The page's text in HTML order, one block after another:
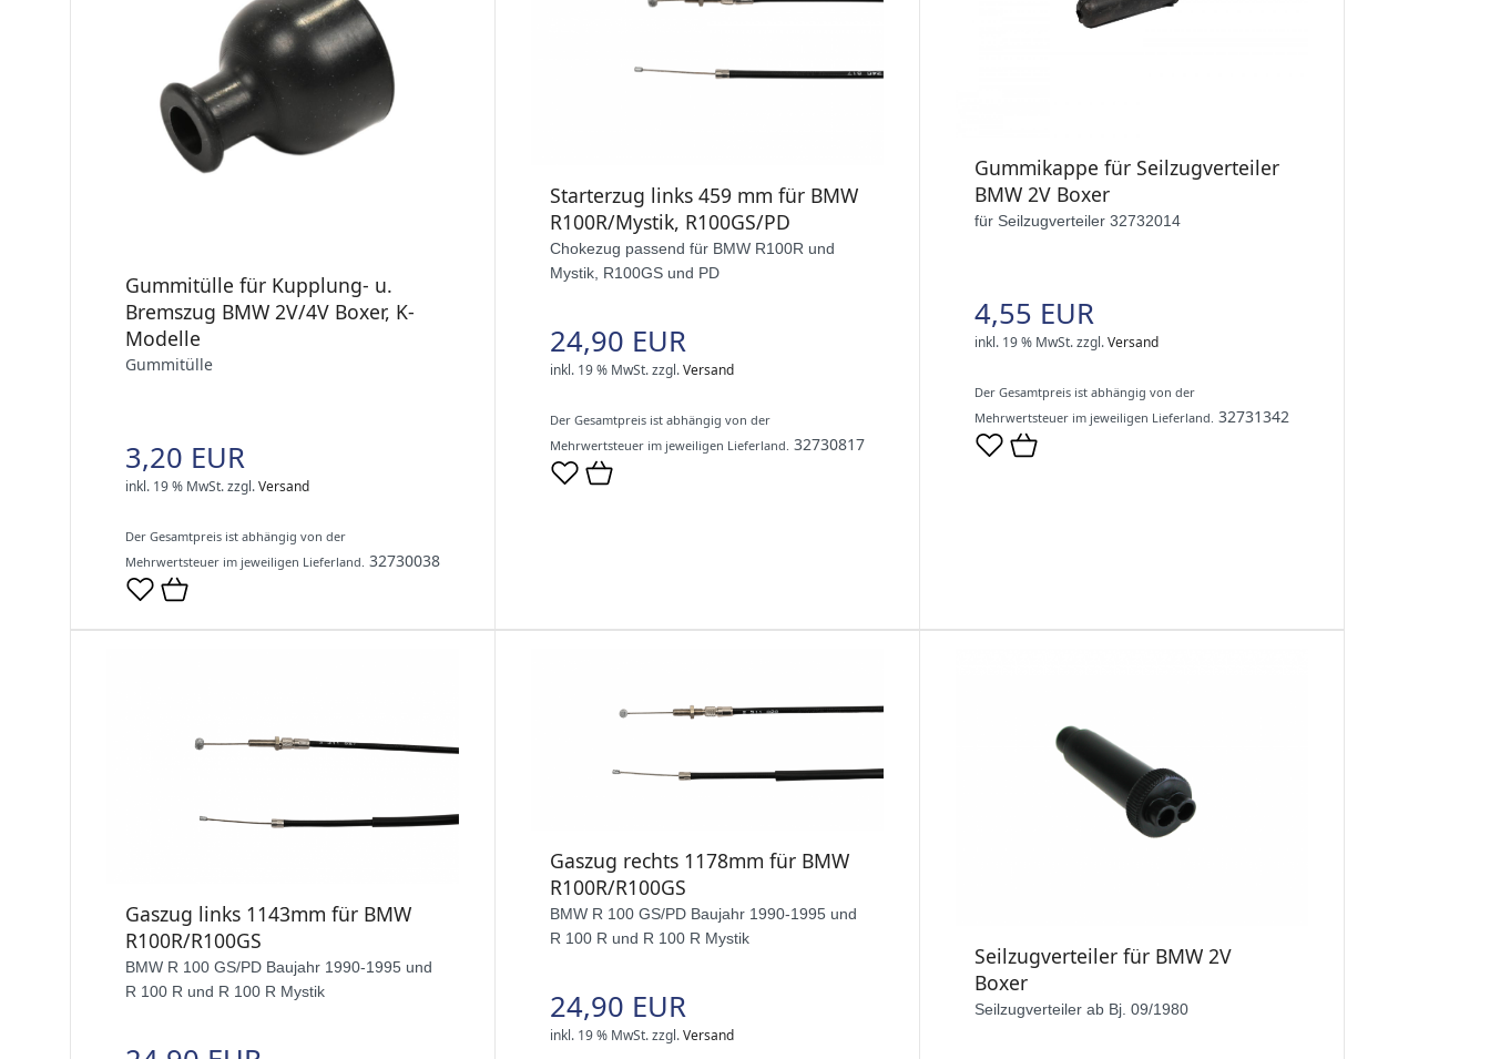
Gummitülle für Kupplung- u.
Bremszug BMW 2V/4V Boxer, K-
Modelle
Gummitülle
3,20 EUR
inkl. 19 % MwSt.zzgl.Versand
Der Gesamtpreis ist abhängig von der
Mehrwertsteuer im jeweiligen Lieferland. 32730038
Starterzug links 459 mm für BMW
R100R/Mystik, R100GS/PD
Chokezug passend für BMW R100R und
Mystik, R100GS und PD
24,90 EUR
inkl. 19 % MwSt.zzgl.Versand
Der Gesamtpreis ist abhängig von der
Mehrwertsteuer im jeweiligen Lieferland. 32730817
Gummikappe für Seilzugverteiler
BMW 2V Boxer
für Seilzugverteiler 32732014
4,55 EUR
inkl. 19 % MwSt.zzgl.Versand
Der Gesamtpreis ist abhängig von der
Mehrwertsteuer im jeweiligen Lieferland. 32731342
Gaszug links 1143mm für BMW
R100R/R100GS
BMW R 100 GS/PD Baujahr 1990-1995 und
R 100 R und R 100 R Mystik
Gaszug rechts 1178mm für BMW
R100R/R100GS
BMW R 100 GS/PD Baujahr 1990-1995 und
R 100 R und R 100 R Mystik
24,90 EUR
inkl. 19 % MwSt.zzgl.Versand
Seilzugverteiler für BMW 2V
Boxer
Seilzugverteiler ab Bj. 09/1980